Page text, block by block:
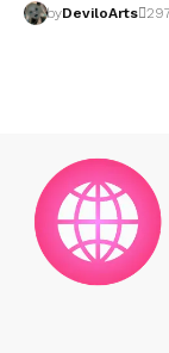
byDeviloArts